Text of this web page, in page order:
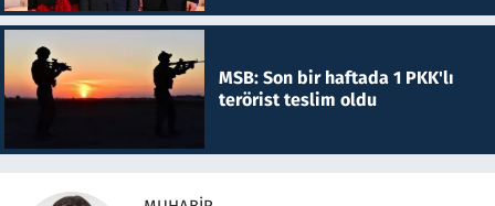
MSB: Son bir haftada 1 PKK'lı
terörist teslim oldu